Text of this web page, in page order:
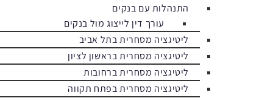
התנהלות עם בנקים
עורך דין לייצוג מול בנקים
ליטיגציה מסחרית בתל אביב
ליטיגציה מסחרית בראשון לציון
ליטיגציה מסחרית ברחובות
ליטיגציה מסחרית בפתח תקווה